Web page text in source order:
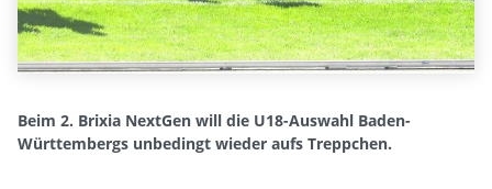
Beim 2. Brixia NextGen will die U18-Auswahl Baden-
Württembergs unbedingt wieder aufs Treppchen.